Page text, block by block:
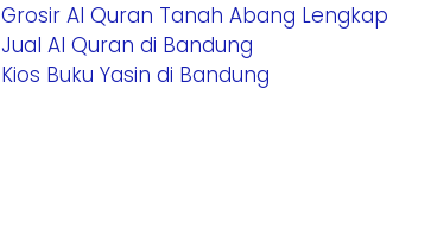
Grosir Al Quran Tanah Abang Lengkap
Jual Al Quran di Bandung
Kios Buku Yasin di Bandung